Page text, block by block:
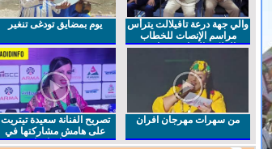
والي جهة درعة تافيلالت يترأس
مراسم الإنصات للخطاب
الملكي السامي بمناسبة
يوم بمضايق تودغى تنغير
من سهرات مهرجان افران
تصريح الفنانة سعيدة تيتريت
على هامش مشاركتها في
مهرجان افران